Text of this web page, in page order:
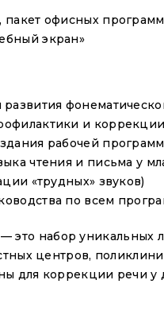
офисных
экран»
и коррекции
рабочей
чтения и письма у
«трудных» звуков)
по всем
— это набор уникальных
центров,
для коррекции речи